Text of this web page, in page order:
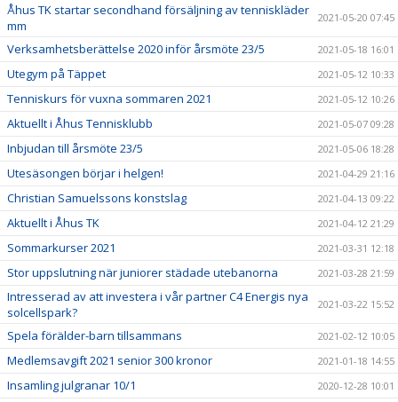
Åhus TK startar secondhand försäljning av tenniskläder
mm
2021-05-20 07:45
Verksamhetsberättelse 2020 inför årsmöte 23/5 2021-05-18 16:01
Utegym på Täppet 2021-05-12 10:33
Tenniskurs för vuxna sommaren 2021 2021-05-12 10:26
Aktuellt i Åhus Tennisklubb 2021-05-07 09:28
Inbjudan till årsmöte 23/5 2021-05-06 18:28
Utesäsongen börjar i helgen! 2021-04-29 21:16
Christian Samuelssons konstslag 2021-04-13 09:22
Aktuellt i Åhus TK 2021-04-12 21:29
Sommarkurser 2021 2021-03-31 12:18
Stor uppslutning när juniorer städade utebanorna 2021-03-28 21:59
Intresserad av att investera i vår partner C4 Energis nya
solcellspark?
2021-03-22 15:52
Spela förälder-barn tillsammans 2021-02-12 10:05
Medlemsavgift 2021 senior 300 kronor 2021-01-18 14:55
Insamling julgranar 10/1 2020-12-28 10:01